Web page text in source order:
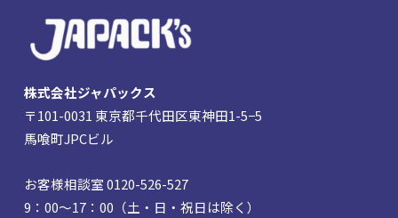
株式会社ジャパックス
〒101-0031 東京都千代田区東神田1-5−5
馬喰町JPCビル
お客様相談室 0120-526-527
9：00～17：00（土・日・祝日は除く）